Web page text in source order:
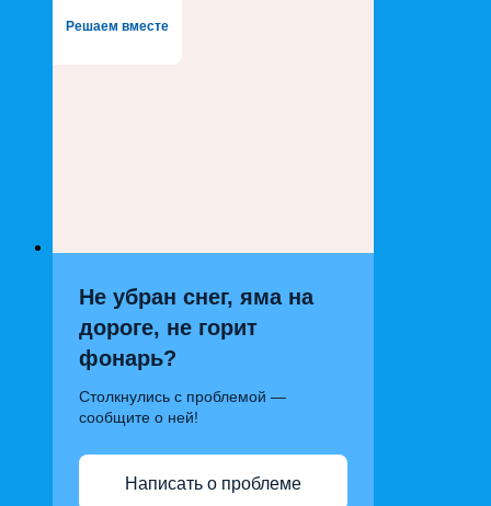
Решаем вместе
Не убран снег, яма на
дороге, не горит
фонарь?
Столкнулись с проблемой —
сообщите о ней!
Написать о проблеме